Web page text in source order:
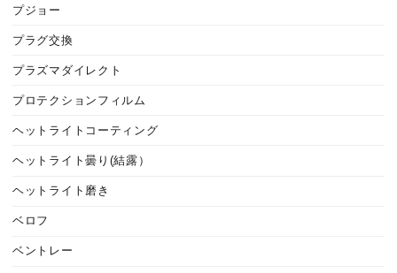
プジョー
プラグ交換
プラズマダイレクト
プロテクションフィルム
ヘットライトコーティング
ヘットライト曇り(結露）
ヘットライト磨き
ベロフ
ベントレー